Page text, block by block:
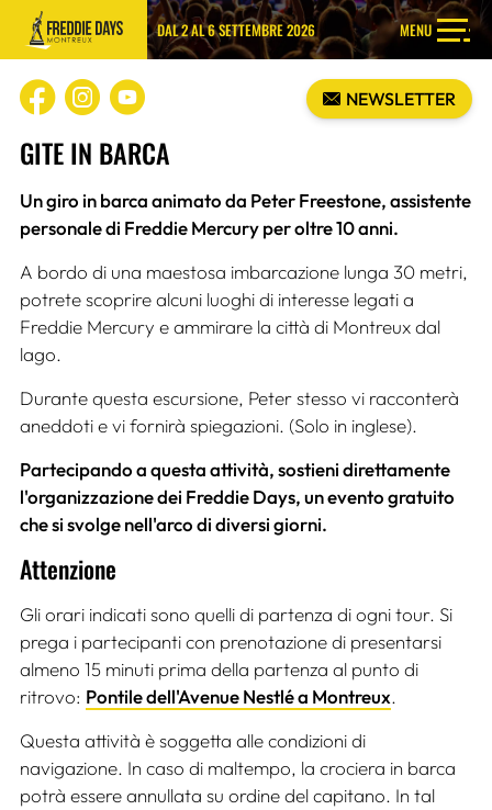
DAL 2 AL 6 SETTEMBRE 2026 MENU
NEWSLETTER
GITE IN BARCA
Un giro in barca animato da Peter Freestone, assistente
personale di Freddie Mercury per oltre 10 anni.
A bordo di una maestosa imbarcazione lunga 30 metri,
potrete scoprire alcuni luoghi di interesse legati a
Freddie Mercury e ammirare la città di Montreux dal
lago.
Durante questa escursione, Peter stesso vi racconterà
aneddoti e vi fornirà spiegazioni. (Solo in inglese).
Partecipando a questa attività, sostieni direttamente
l'organizzazione dei Freddie Days, un evento gratuito
che si svolge nell'arco di diversi giorni.
Attenzione
Gli orari indicati sono quelli di partenza di ogni tour. Si
prega i partecipanti con prenotazione di presentarsi
almeno 15 minuti prima della partenza al punto di
ritrovo: Pontile dell'Avenue Nestlé a Montreux.
Questa attività è soggetta alle condizioni di
navigazione. In caso di maltempo, la crociera in barca
potrà essere annullata su ordine del capitano. In tal